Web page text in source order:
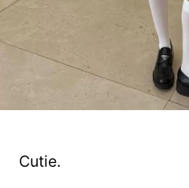
Cutie.